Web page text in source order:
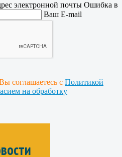
электронной почты Ошибка в
Ваш E-mail
соглашаетесь с Политикой
на обработку